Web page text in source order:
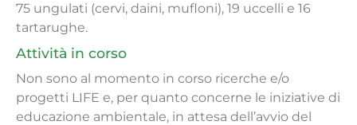
75 ungulati (cervi, daini, mufloni), 19 uccelli e 16
tartarughe.
Attività in corso
Non sono al momento in corso ricerche e/o
progetti LIFE e, per quanto concerne le iniziative di
educazione ambientale, in attesa dell’avvio del